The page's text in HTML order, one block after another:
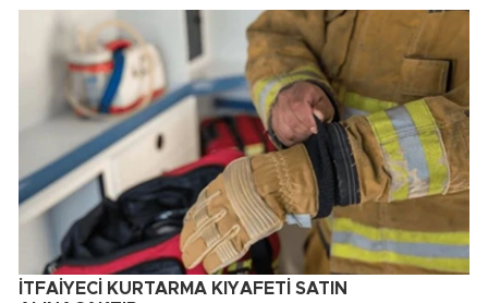
İTFAİYECİ KURTARMA KIYAFETİ SATIN